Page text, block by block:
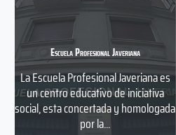
Escuela Profesional Javeriana
La Escuela Profesional Javeriana es
un centro educativo de iniciativa
social, esta concertada y homologada
por la...